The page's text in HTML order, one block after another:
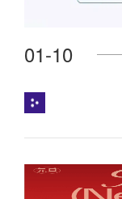
01-10